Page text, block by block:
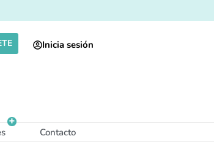
Inicia sesión
Contacto